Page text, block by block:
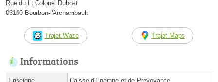
Rue du Lt Colonel Dubost
03160 Bourbon-l'Archambault
Trajet Waze Trajet Maps
Informations
Enseigne Caisse d'Epargne et de Prevoyance